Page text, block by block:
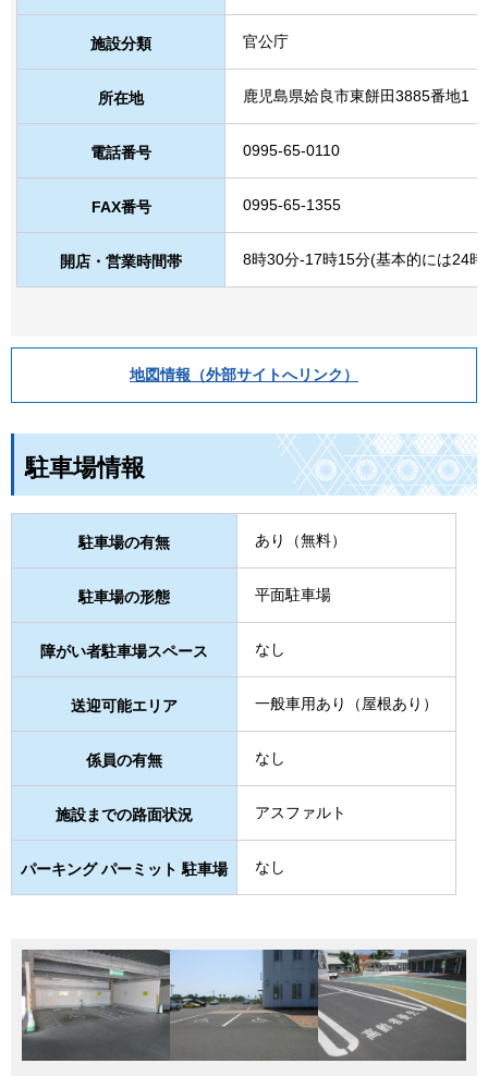
施設分類 官公庁
所在地 鹿児島県姶良市東餅田3885番地1
電話番号 0995-65-0110
FAX番号 0995-65-1355
開店・営業時間帯 8時30分-17時15分(基本的には24
地図情報（外部サイトへリンク）
駐車場情報
駐車場の有無 あり（無料）
駐車場の形態 平面駐車場
障がい者駐車場スペース なし
送迎可能エリア 一般車用あり（屋根あり）
係員の有無 なし
施設までの路面状況 アスファルト
パーキング パーミット 駐車場 なし